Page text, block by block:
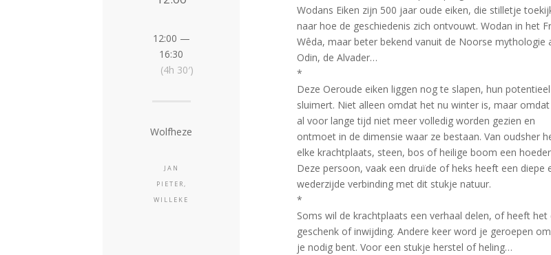
Wodans Eiken zijn 500 jaar oude eiken, die stilletje
naar hoe de geschiedenis zich ontvouwt. Wodan in het
Wêda, maar beter bekend vanuit de Noorse mythologie
Odin, de Alvader…
*
Deze Oeroude eiken liggen nog te slapen, hun potentieel
sluimert. Niet alleen omdat het nu winter is, maar omdat
al voor lange tijd niet meer volledig worden gezien en
ontmoet in de dimensie waar ze bestaan. Van oudsher
elke krachtplaats, steen, bos of heilige boom een
Deze persoon, vaak een druïde of heks heeft een diepe
wederzijde verbinding met dit stukje natuur.
*
Soms wil de krachtplaats een verhaal delen, of heeft het
geschenk of inwijding. Andere keer word je geroepen
je nodig bent. Voor een stukje herstel of heling…
12:00 —
16:30
(4h 30′)
Wolfheze
JAN
PIETER,
WILLEKE